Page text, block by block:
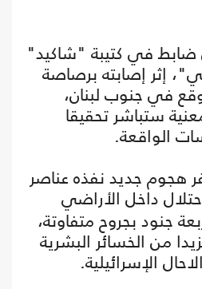
في كتيبة "شاكيد"
إثر إصابته برصاصة
في جنوب لبنان،
ستباشر تحقيقا
الواقعة.
هجوم جديد نفذه عناصر
داخل الأراضي
جنود بجروح متفاوتة،
من الخسائر البشرية
الإسرائيلية.